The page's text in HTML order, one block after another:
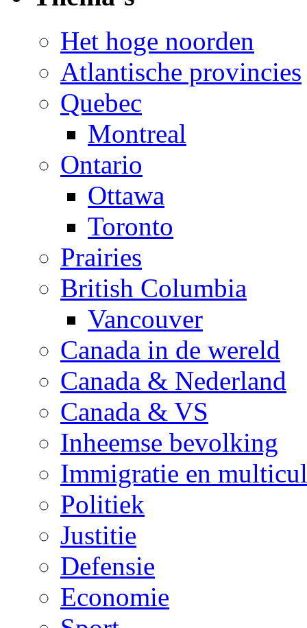
Het hoge noorden
Atlantische provincies
Quebec
Montreal
Ontario
Ottawa
Toronto
Prairies
British Columbia
Vancouver
Canada in de wereld
Canada & Nederland
Canada & VS
Inheemse bevolking
Immigratie en
Politiek
Justitie
Defensie
Economie